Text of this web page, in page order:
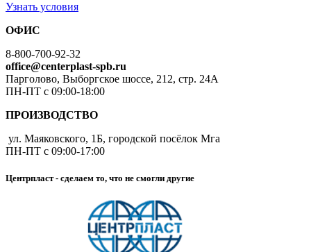
Узнать условия
ОФИС
8-800-700-92-32
office@centerplast-spb.ru
Парголово, Выборгское шоссе, 212, стр. 24А
ПН-ПТ с 09:00-18:00
ПРОИЗВОДСТВО
ул. Маяковского, 1Б, городской посёлок Мга
ПН-ПТ с 09:00-17:00
Центрпласт - сделаем то, что не смогли другие